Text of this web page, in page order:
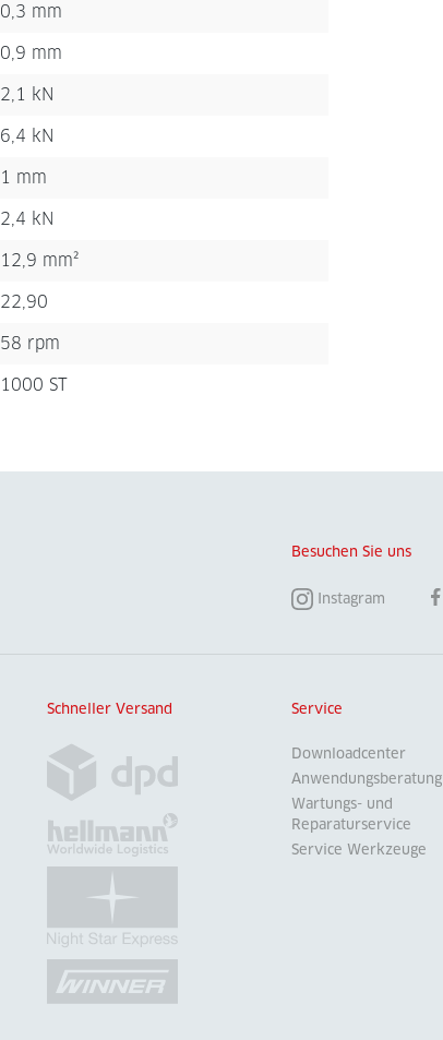
0,3 mm
0,9 mm
2,1 kN
6,4 kN
1 mm
2,4 kN
12,9 mm²
22,90
58 rpm
1000 ST
Besuchen Sie uns
Instagram
Schneller Versand Service
Downloadcenter
Anwendungsberatung
Wartungs- und
Reparaturservice
Service Werkzeuge